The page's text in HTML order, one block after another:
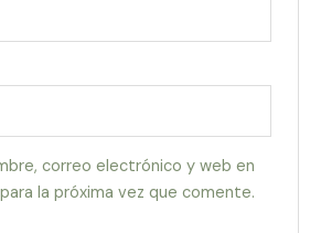
correo electrónico y web en
la próxima vez que comente.